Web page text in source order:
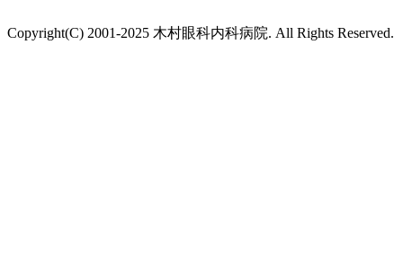
Copyright(C) 2001-2025 木村眼科内科病院. All Rights Reserved.